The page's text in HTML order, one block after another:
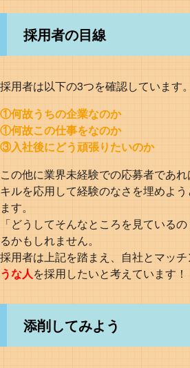
採用者の目線
採用者は以下の3つを確認しています。
①何故うちの企業なのか
①何故この仕事をなのか
③入社後にどう頑張りたいのか
この他に業界未経験での応募者であ
キルを応用して経験のなさを埋めよ
ます。
「どうしてそんなところを見ている
るかもしれません。
採用者は上記を踏まえ、自社とマッチ
うな人を採用したいと考えています！
添削してみよう